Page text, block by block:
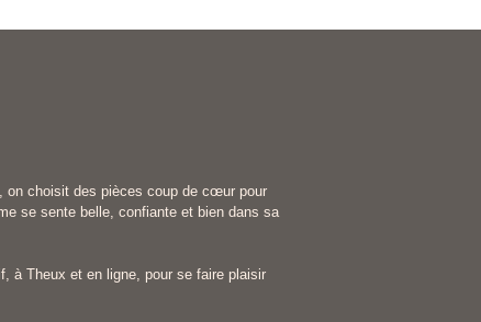
on choisit des pièces coup de cœur pour
se sente belle, confiante et bien dans sa
à Theux et en ligne, pour se faire plaisir